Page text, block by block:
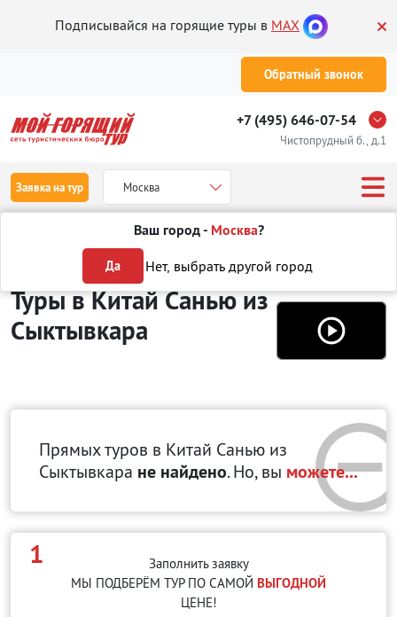
Подписывайся на горящие туры в MAX
Обратный звонок
+7 (495) 646-07-54
Чистопрудный б., д.1
Заявка на тур Москва
Ваш город - Москва?
Да Нет, выбрать другой город
Отдых в Китае Санья
Туры в Китай Саньюиз
Сыктывкара
Прямых туров в Китай Санью из
Сыктывкара не найдено. Но, вы можете...
1
Заполнить заявку
МЫ ПОДБЕРЁМ ТУР ПО САМОЙ ВЫГОДНОЙ
ЦЕНЕ!